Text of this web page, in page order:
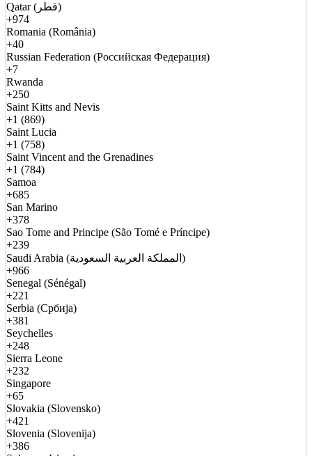
Qatar (قطر)
+974
Romania (România)
+40
Russian Federation (Российская Федерация)
+7
Rwanda
+250
Saint Kitts and Nevis
+1 (869)
Saint Lucia
+1 (758)
Saint Vincent and the Grenadines
+1 (784)
Samoa
+685
San Marino
+378
Sao Tome and Principe (São Tomé e Príncipe)
+239
Saudi Arabia (المملكة العربية السعودية)
+966
Senegal (Sénégal)
+221
Serbia (Србија)
+381
Seychelles
+248
Sierra Leone
+232
Singapore
+65
Slovakia (Slovensko)
+421
Slovenia (Slovenija)
+386